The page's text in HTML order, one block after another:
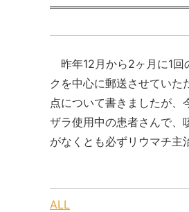
昨年12月から2ヶ月に1回
クを中心に郵送させてい
点について書きましたが
ザラ使用中の患者さんで、
がなくとも必ずリウマチ主
ALL